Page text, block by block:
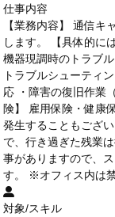
仕事内容
【業務内容】 通信
します。 【具体的に
機器現調時のトラブ
トラブルシューティ
応 ・障害の復旧作業
険】 雇用保険・健康
発生することもござ
で、行き過ぎた残業
事がありますので、
す。 ※オフィス内は
対象/スキル